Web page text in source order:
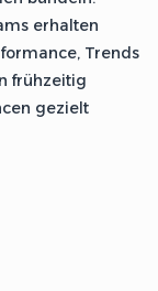
erhalten
Trends
frühzeitig
gezielt